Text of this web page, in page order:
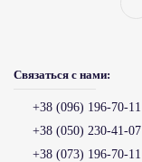
Связаться с нами:
+38 (096) 196-70-11
+38 (050) 230-41-07
+38 (073) 196-70-11